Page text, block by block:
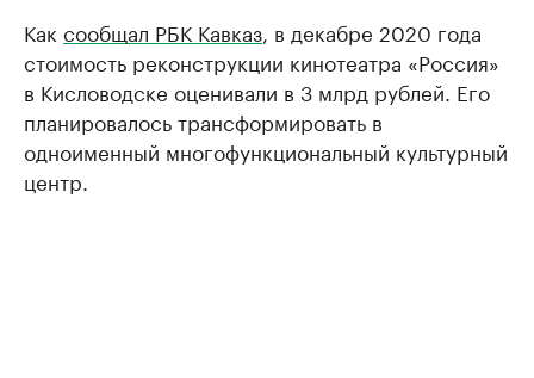
Как сообщал РБК Кавказ, в декабре 2020 года
стоимость реконструкции кинотеатра «Россия»
в Кисловодске оценивали в 3 млрд рублей. Его
планировалось трансформировать в
одноименный многофункциональный культурный
центр.